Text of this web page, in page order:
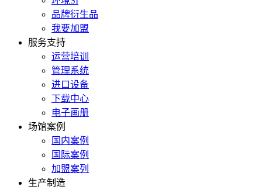
品牌衍生品
我要加盟
服务支持
运营培训
管理系统
进口设备
下载中心
电子画册
场馆案例
国内案例
国际案例
加盟案列
生产制造